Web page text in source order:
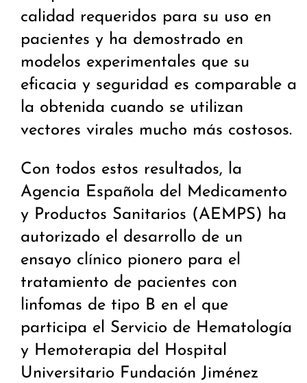
calidad requeridos para su uso en
pacientes y ha demostrado en
modelos experimentales que su
eficacia y seguridad es comparable a
la obtenida cuando se utilizan
vectores virales mucho más costosos.
Con todos estos resultados, la
Agencia Española del Medicamento
y Productos Sanitarios (AEMPS) ha
autorizado el desarrollo de un
ensayo clínico pionero para el
tratamiento de pacientes con
linfomas de tipo B en el que
participa el Servicio de Hematología
y Hemoterapia del Hospital
Universitario Fundación Jiménez